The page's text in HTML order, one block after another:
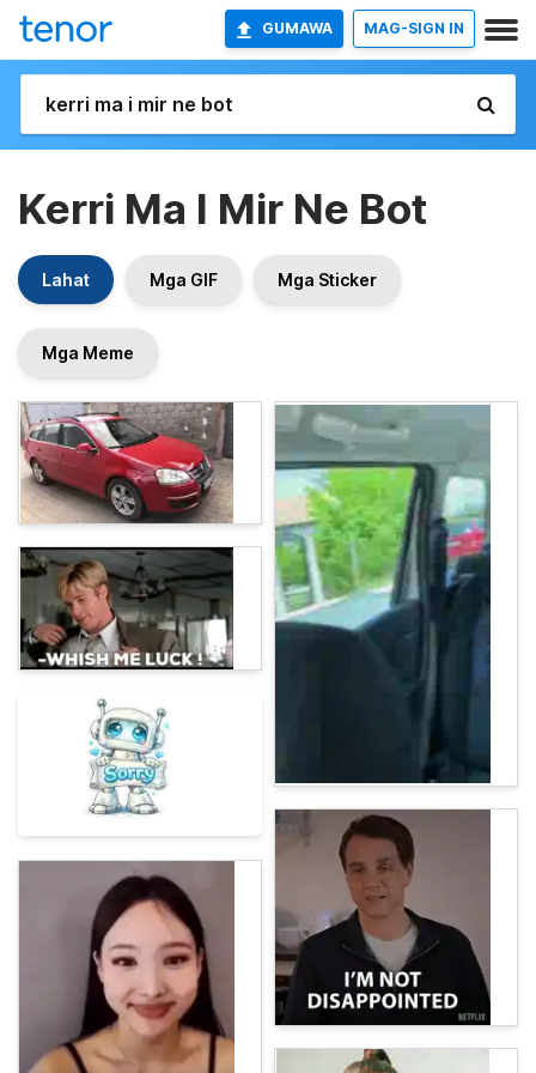
GUMAWA MAG-SIGN IN
Kerri Ma I Mir Ne Bot
Lahat Mga GIF Mga Sticker
Mga Meme